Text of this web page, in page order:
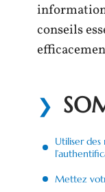
conseils
Utiliser des
Mettez